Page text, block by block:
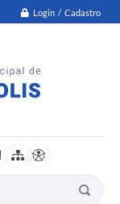
Login / Cadastro